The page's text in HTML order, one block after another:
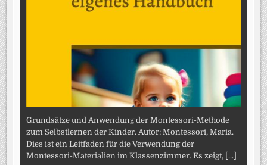
Grundsätze und Anwendung der Montessori-Methode
zum Selbstlernen der Kinder. Autor: Montessori, Maria.
Dies ist ein Leitfaden für die Verwendung der
Montessori-Materialien im Klassenzimmer. Es zeigt, [...]